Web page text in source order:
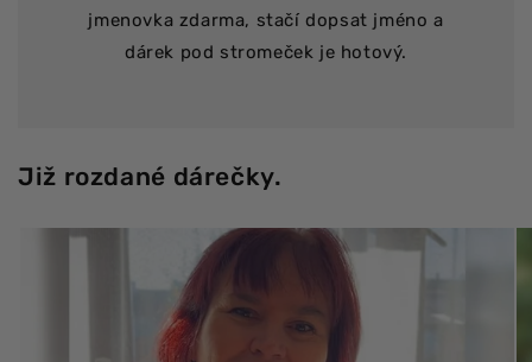
jmenovka zdarma, stačí dopsat jméno a
dárek pod stromeček je hotový.
Již rozdané dárečky.